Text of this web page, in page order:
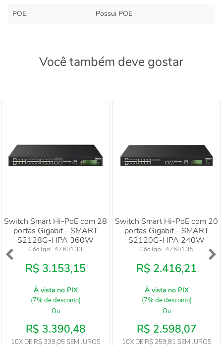
POE Possui POE
Você também deve gostar
Switch Smart Hi-PoE com 28
portas Gigabit - SMART
S2128G-HPA 360W
Código: 4760133
R$ 3.153,15
À vista no PIX
(7% de desconto)
Ou
R$ 3.390,48
10XDE R$ 339,05 SEM JUROS
Switch Smart Hi-PoE com 20
portas Gigabit - SMART
S2120G-HPA 240W
Código: 4760135
R$ 2.416,21
À vista no PIX
(7% de desconto)
Ou
R$ 2.598,07
10XDE R$ 259,81 SEM JUROS